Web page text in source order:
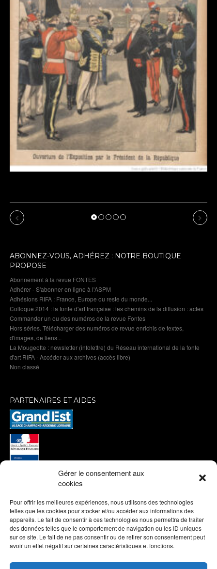
Gérer le consentement aux
cookies
Pour offrir les meilleures expériences, nous utilisons des technologies
telles que les cookies pour stocker et/ou accéder aux informations des
appareils. Le fait de consentir à ces technologies nous permettra de traiter
des données telles que le comportement de navigation ou les ID uniques
sur ce site. Le fait de ne pas consentir ou de retirer son consentement peut
avoir un effet négatif sur certaines caractéristiques et fonctions.
Previous Next
ABONNEZ-VOUS, ADHÉREZ : NOTRE BOUTIQUE
PROPOSE
Abonnement à la revue FONTES
Adhérer - S'abonner en ligne à l'ASPM
Adhésions RIFA : France, Europe ou reste du monde...
Colloque 2014 : la fonte d'art française : les chemins de la diffusion : actes
Commander un ou des numéros de la revue Fontes
Hors séries. Télécharger des numéros de revue enrichis de textes,
d'images, de liens...
La Mougeotte : newsletter (infolettre) du Réseau international de la fonte
d'art RIFA - Accéder aux archives (accès libre)
Non classé
PARTENAIRES ET AIDES